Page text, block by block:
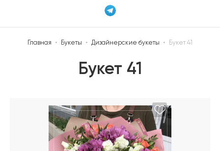
Главная • Букеты • Дизайнерские букеты • Букет 41
Букет 41